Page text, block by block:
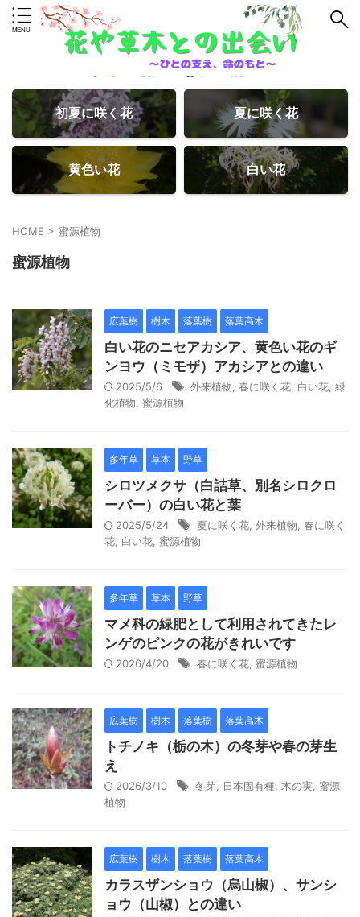
初夏に咲く花 夏に咲く花
黄色い花 白い花
HOME > 蜜源植物
蜜源植物
広葉樹 樹木 落葉樹 落葉高木
白い花のニセアカシア、黄色い花のギ
ンヨウ（ミモザ）アカシアとの違い
2025/5/6 外来植物 春に咲く花 白い花 緑
化植物 蜜源植物
多年草 草本 野草
シロツメクサ（白詰草、別名シロクロ
ーバー）の白い花と葉
2025/5/24 夏に咲く花 外来植物 春に咲く
花 白い花 蜜源植物
多年草 草本 野草
マメ科の緑肥として利用されてきたレ
ンゲのピンクの花がきれいです
2026/4/20 春に咲く花 蜜源植物
広葉樹 樹木 落葉樹 落葉高木
トチノキ（栃の木）の冬芽や春の芽生
え
2026/3/10 冬芽 日本固有種 木の実 蜜源
植物
広葉樹 樹木 落葉樹 落葉高木
カラスザンショウ（烏山椒）、サンシ
ョウ（山椒）との違い